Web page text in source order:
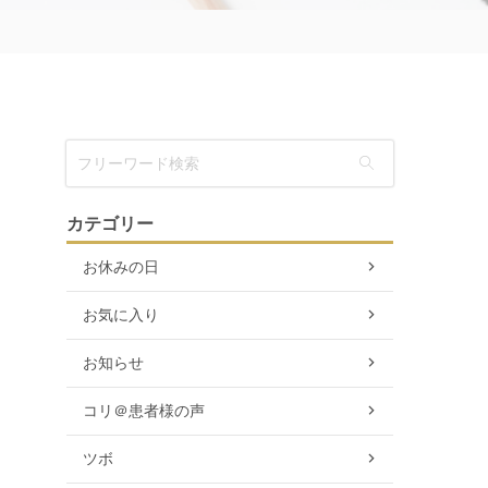
カテゴリー
お休みの日
お気に入り
お知らせ
コリ＠患者様の声
ツボ